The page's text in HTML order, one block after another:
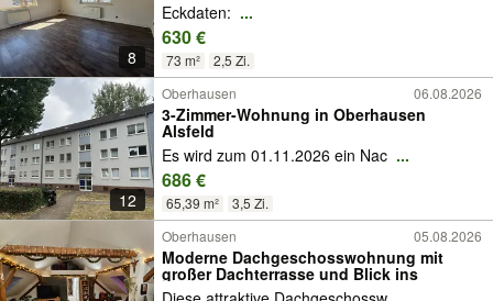
8
Eckdaten: ...
630 €
73 m² 2,5 Zi.
12
Oberhausen 06.08.2026
3-Zimmer-Wohnung in Oberhausen
Alsfeld
Es wird zum 01.11.2026 ein Nac ...
686 €
65,39 m² 3,5 Zi.
Oberhausen 05.08.2026
Moderne Dachgeschosswohnung mit
großer Dachterrasse und Blick ins